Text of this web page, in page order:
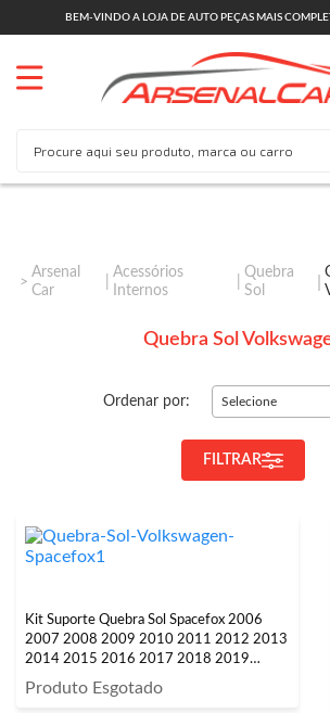
BEM-VINDO A LOJA DE AUTO PEÇAS MAIS
Arsenal
Car
Acessórios
Internos
Quebra
Sol
Quebra Sol
Ordenar por: Selecione
FILTRAR
Kit Suporte Quebra Sol Spacefox 2006
2007 2008 2009 2010 2011 2012 2013
2014 2015 2016 2017 2018 2019
Grafite 2 Peças
Produto Esgotado